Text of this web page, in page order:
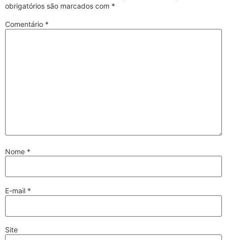
obrigatórios são marcados com *
Comentário *
Nome *
E-mail *
Site